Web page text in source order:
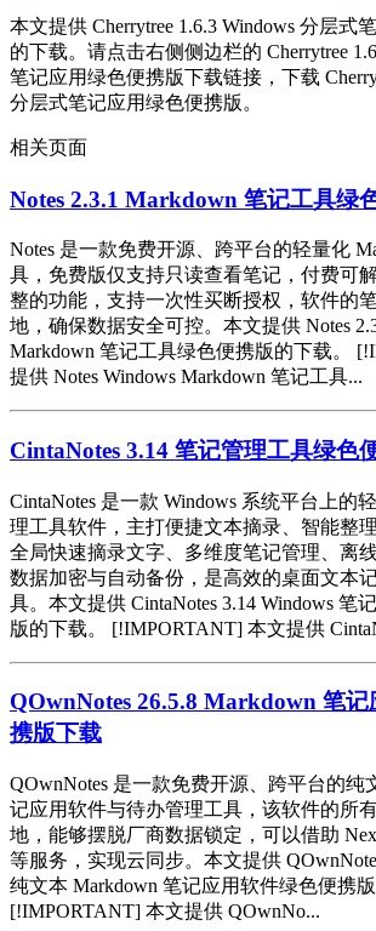
本文提供 Cherrytree 1.6.3 Windows 分层式
的下载。请点击右侧侧边栏的 Cherrytree
笔记应用绿色便携版下载链接，下载
分层式笔记应用绿色便携版。
相关页面
Notes 2.3.1 Markdown 笔记工具绿
Notes 是一款免费开源、跨平台的轻量化
具，免费版仅支持只读查看笔记，付费可
整的功能，支持一次性买断授权，软件的
地，确保数据安全可控。本文提供 Notes
Markdown 笔记工具绿色便携版的下载。
提供 Notes Windows Markdown 笔记工具...
CintaNotes 3.14 笔记管理工具绿色
CintaNotes 是一款 Windows 系统平台上的
理工具软件，主打便捷文本摘录、智能整
全局快速摘录文字、多维度笔记管理、离
数据加密与自动备份，是高效的桌面文本
具。本文提供 CintaNotes 3.14 Windows 笔
版的下载。 [!IMPORTANT] 本文提供
QOwnNotes 26.5.8 Markdown 笔
携版下载
QOwnNotes 是一款免费开源、跨平台的纯
记应用软件与待办管理工具，该软件的所
地，能够摆脱厂商数据锁定，可以借助
等服务，实现云同步。本文提供
纯文本 Markdown 笔记应用软件绿色便携版
[!IMPORTANT] 本文提供 QOwnNo...